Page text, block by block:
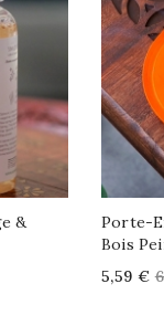
&
Porte-
Bois
Price
5,59 €